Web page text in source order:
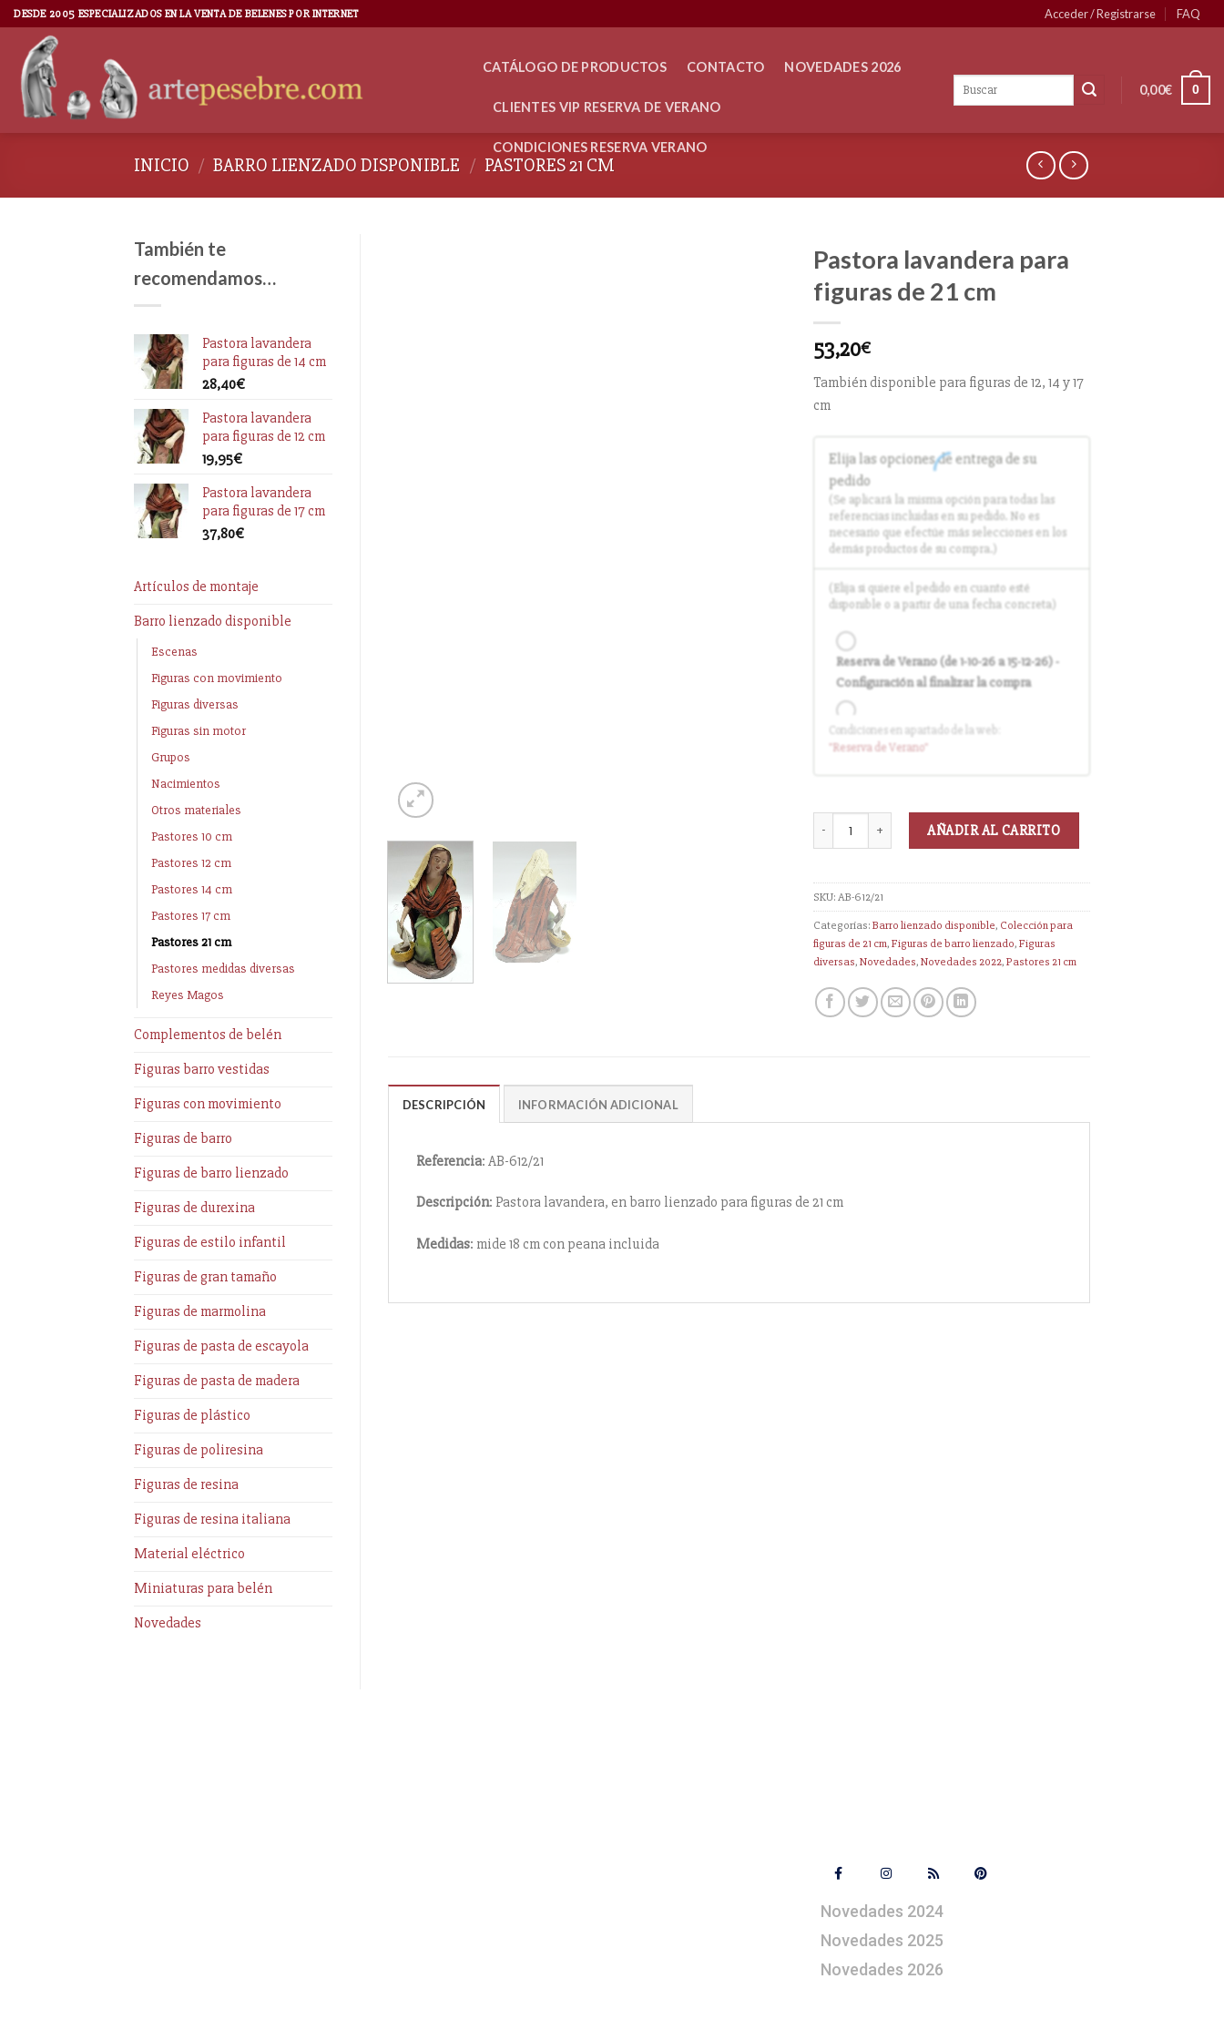
DESDE 2005 ESPECIALIZADOS EN LA VENTA DE BELENES POR INTERNET Acceder / Registrarse FAQ
CATÁLOGO DE PRODUCTOS CONTACTO NOVEDADES 2026
CLIENTES VIP RESERVA DE VERANO
CONDICIONES RESERVA VERANO
0,00€ 0
INICIO / BARRO LIENZADO DISPONIBLE / PASTORES 21 CM
También te
recomendamos…
Pastora lavandera
para figuras de 14 cm
28,40€
Pastora lavandera
para figuras de 12 cm
19,95€
Pastora lavandera
para figuras de 17 cm
37,80€
Artículos de montaje
Barro lienzado disponible
Escenas
Figuras con movimiento
Figuras diversas
Figuras sin motor
Grupos
Nacimientos
Otros materiales
Pastores 10 cm
Pastores 12 cm
Pastores 14 cm
Pastores 17 cm
Pastores 21 cm
Pastores medidas diversas
Reyes Magos
Complementos de belén
Figuras barro vestidas
Figuras con movimiento
Figuras de barro
Figuras de barro lienzado
Figuras de durexina
Figuras de estilo infantil
Figuras de gran tamaño
Figuras de marmolina
Figuras de pasta de escayola
Figuras de pasta de madera
Figuras de plástico
Figuras de poliresina
Figuras de resina
Figuras de resina italiana
Material eléctrico
Miniaturas para belén
Novedades
Pastora lavandera para
figuras de 21 cm
53,20€
También disponible para figuras de 12, 14 y 17
cm
Elija las opciones de entrega de su
pedido
(Se aplicará la misma opción para todas las
referencias incluidas en su pedido. No es
necesario que efectúe más selecciones en los
demás productos de su compra.)
(Elija si quiere el pedido en cuanto esté
disponible o a partir de una fecha concreta)
Reserva de Verano (de 1-10-26 a 15-12-26) -
Configuración al finalizar la compra
Entrega en cuanto el pedido esté
disponible (sin descuento)
Condiciones en apartado de la web:
"Reservade Verano"
AÑADIR AL CARRITO
SKU:AB-612/21
Categorías:Barro lienzado disponible, Colección para
figuras de 21 cm,Figuras de barro lienzado,Figuras
diversas,Novedades,Novedades 2022,Pastores 21 cm
DESCRIPCIÓN INFORMACIÓN ADICIONAL
Referencia: AB-612/21
Descripción: Pastora lavandera, en barro lienzado para figuras de 21 cm
Medidas: mide 18 cm con peana incluida
Novedades 2024
Novedades 2025
Novedades 2026